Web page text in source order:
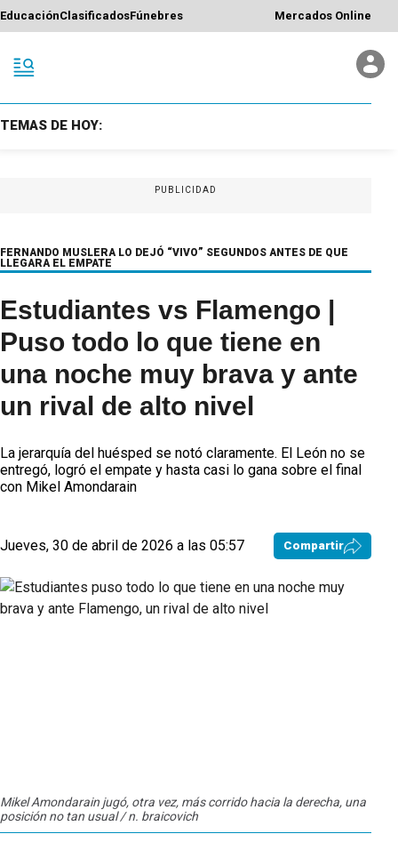
EducaciónClasificadosFúnebres Mercados Online
TEMAS DE HOY:
PUBLICIDAD
FERNANDO MUSLERA LO DEJÓ “VIVO” SEGUNDOS ANTES DE QUE
LLEGARA EL EMPATE
Estudiantes vs Flamengo |
Puso todo lo que tiene en
una noche muy brava y ante
un rival de alto nivel
La jerarquía del huésped se notó claramente. El León no se
entregó, logró el empate y hasta casi lo gana sobre el final
con Mikel Amondarain
Jueves, 30 de abril de 2026 a las 05:57 Compartir
Mikel Amondarain jugó, otra vez, más corrido hacia la derecha, una
posición no tan usual / n. braicovich